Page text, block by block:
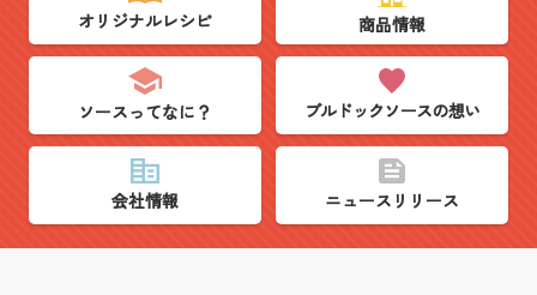
ふれあい会を通じてSDGsに係る支援活動を実施/ 2024.12.06
オリジナルレシピ 商品情報
ソースってなに？ ブルドックソースの想い
会社情報 ニュースリリース